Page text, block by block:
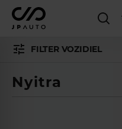
FILTER VOZIDIEL
Nyitra